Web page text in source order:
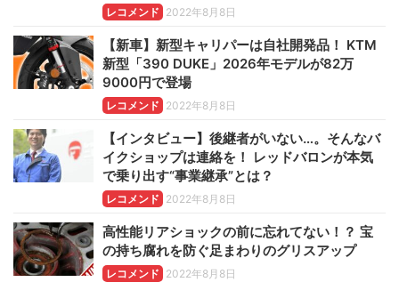
レコメンド 2022年8月8日
【新車】新型キャリパーは自社開発品！ KTM
新型「390 DUKE」2026年モデルが82万
9000円で登場
レコメンド 2022年8月8日
【インタビュー】後継者がいない…。そんなバ
イクショップは連絡を！ レッドバロンが本気
で乗り出す“事業継承”とは？
レコメンド 2022年8月8日
高性能リアショックの前に忘れてない！？ 宝
の持ち腐れを防ぐ足まわりのグリスアップ
レコメンド 2022年8月8日